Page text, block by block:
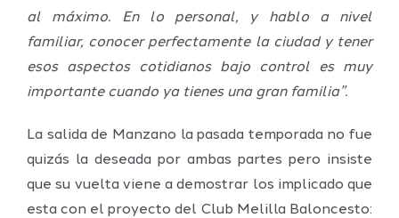
al máximo. En lo personal, y hablo a nivel
familiar, conocer perfectamente la ciudad y tener
esos aspectos cotidianos bajo control es muy
importante cuando ya tienes una gran familia”.
La salida de Manzano la pasada temporada no fue
quizás la deseada por ambas partes pero insiste
que su vuelta viene a demostrar los implicado que
esta con el proyecto del Club Melilla Baloncesto: